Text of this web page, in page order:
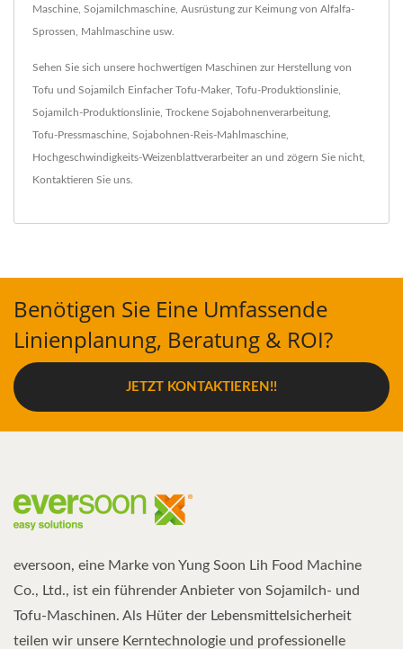
Maschine, Sojamilchmaschine, Ausrüstung zur Keimung von Alfalfa-
Sprossen, Mahlmaschine usw.
Sehen Sie sich unsere hochwertigen Maschinen zur Herstellung von
Tofu und Sojamilch Einfacher Tofu-Maker, Tofu-Produktionslinie
Sojamilch-Produktionslinie Trockene Sojabohnenverarbeitung
Tofu-Pressmaschine Sojabohnen-Reis-Mahlmaschine
Hochgeschwindigkeits-Weizenblattverarbeiteran und zögern Sie nicht,
Kontaktieren Sie uns
Benötigen Sie Eine Umfassende
Linienplanung, Beratung & ROI?
JETZT KONTAKTIEREN!!
eversoon, eine Marke von Yung Soon Lih Food Machine
Co., Ltd., ist ein führender Anbieter von Sojamilch- und
Tofu-Maschinen. Als Hüter der Lebensmittelsicherheit
teilen wir unsere Kerntechnologie und professionelle